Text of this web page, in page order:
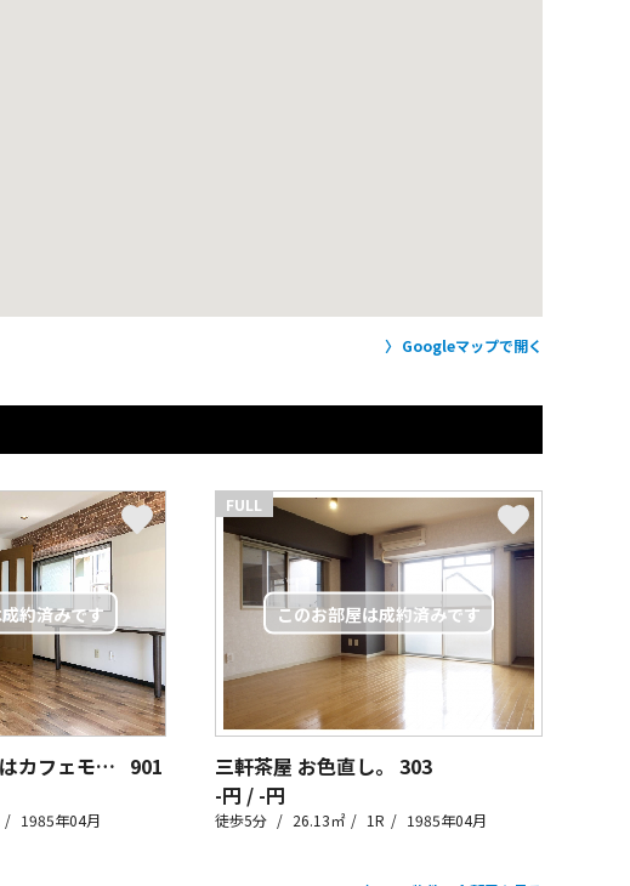
Googleマップで開く
三軒茶屋 シロップはカフェモカで。 901
1985年04月
FULL
三軒茶屋 お色直し。 303
-円 / -円
徒歩5分 26.13㎡ 1R 1985年04月